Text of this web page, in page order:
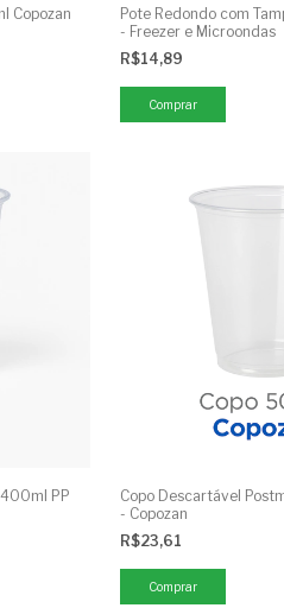
Copozan
Pote Redondo com
- Freezer e Microondas
R$14,89
Comprar
PP
Copo Descartável
- Copozan
R$23,61
Comprar